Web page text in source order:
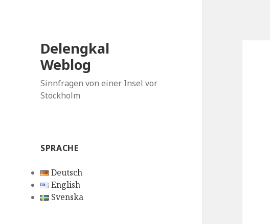
Delengkal
Weblog
Sinnfragen von einer Insel vor
Stockholm
SPRACHE
Deutsch
English
Svenska